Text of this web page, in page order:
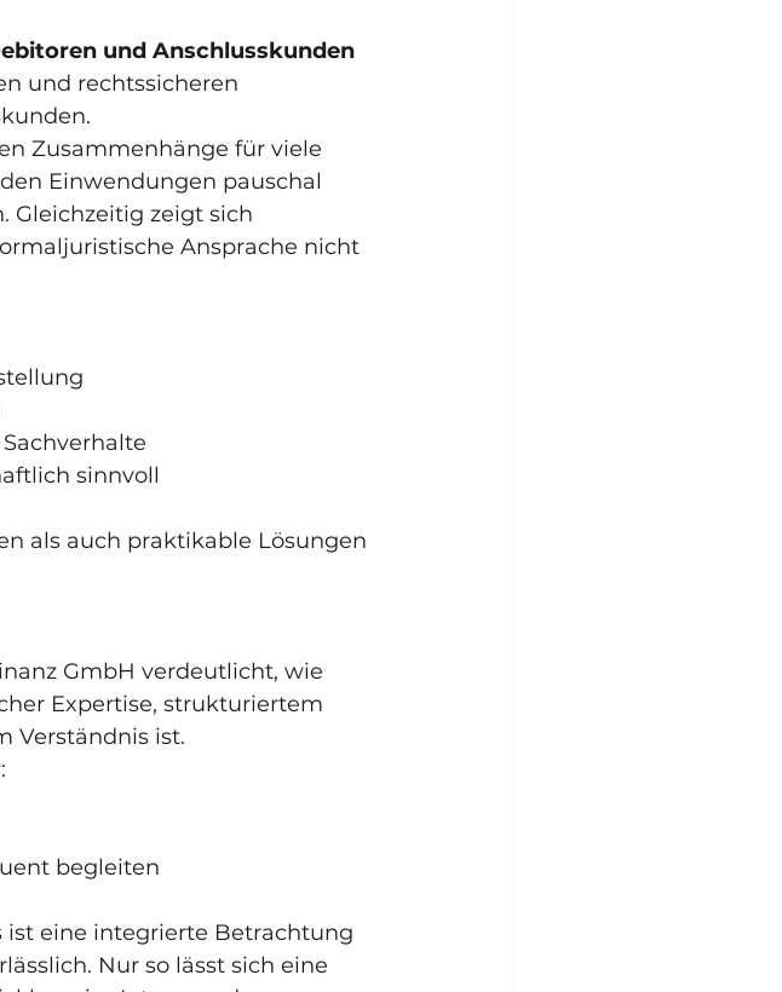
und Anschlusskunden
und rechtssicheren
Zusammenhänge für viele
Einwendungen pauschal
Gleichzeitig zeigt sich
Ansprache nicht
Sachverhalte
sinnvoll
als auch praktikable Lösungen
GmbH verdeutlicht, wie
Expertise, strukturiertem
Verständnis ist.
begleiten
ist eine integrierte Betrachtung
Nur so lässt sich eine